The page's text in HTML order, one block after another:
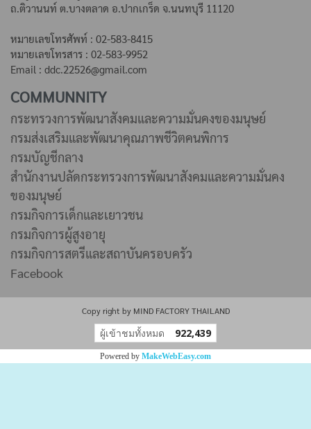
ถ.ติวานนท์ ต.บางตลาด อ.ปากเกร็ด จ.นนทบุรี 11120
หมายเลขโทรศัพท์ : 02-583-8415
หมายเลขโทรสาร : 02-583-9952
Email : ddc.22526@gmail.com
COMMUNNITY
กระทรวงการพัฒนาสังคมและความมั่นคงของมนุษย์
กรมส่งเสริมและพัฒนาคุณภาพชีวิตคนพิการ
กรมบัญชีกลาง
สำนักงานปลัดกระทรวงการพัฒนาสังคมและความมั่นคง
ของมนุษย์
กรมกิจการเด็กและเยาวชน
กรมกิจการผู้สูงอายุ
กรมกิจการสตรีและสถาบันครอบครัว
Facebook
Copy right by MIND FACTORY THAILAND
ผู้เข้าชมทั้งหมด 922,439
Powered by MakeWebEasy.com